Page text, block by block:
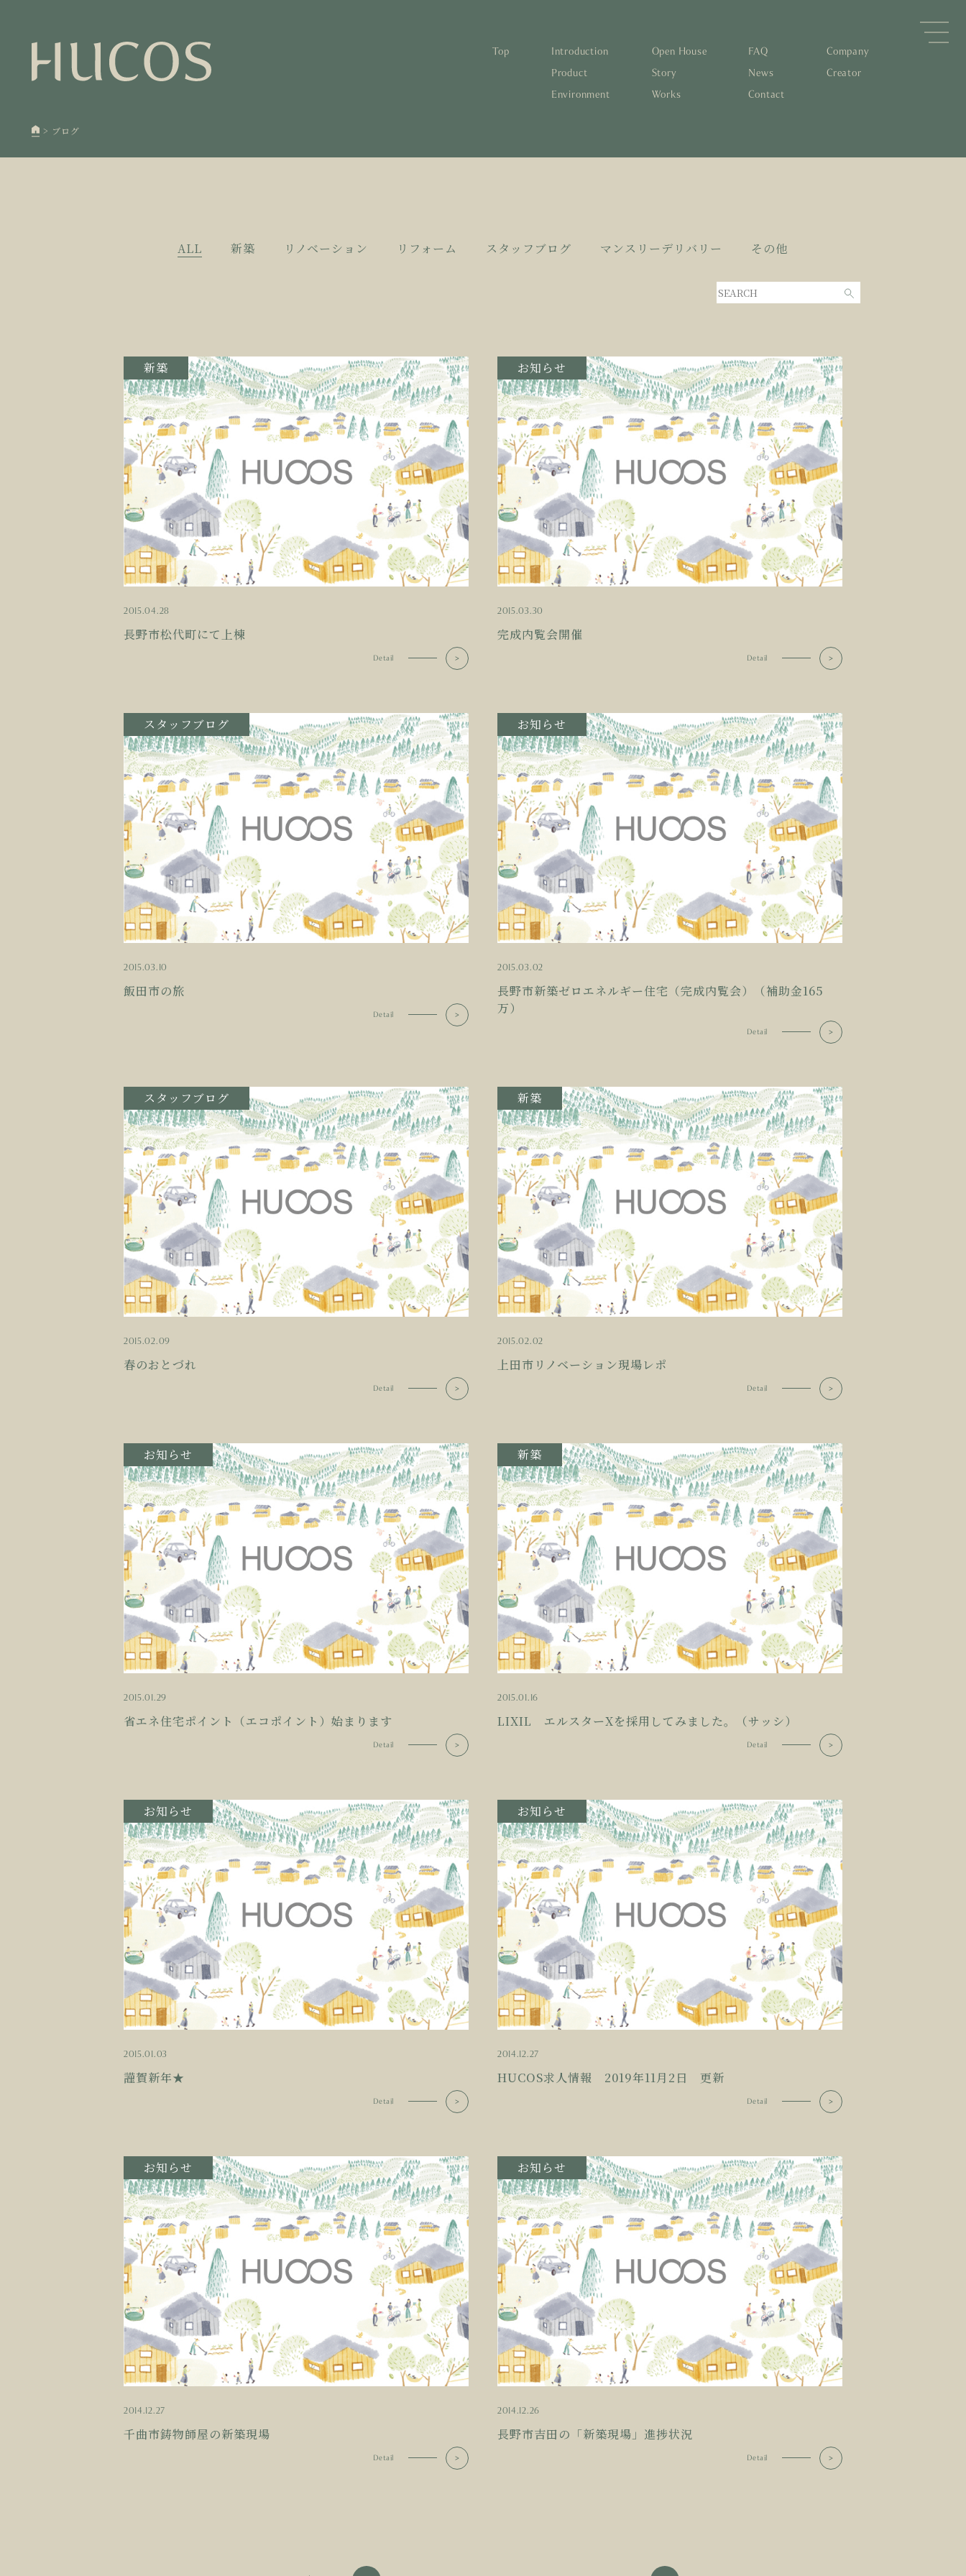
Top Introduction
5 空き家とリノベーション
Product
1 蓄熱するパッシブデザイン
4 家づくりの流れ
Environment
Open House
Story
Works
FAQ
News
Contact
Company
Creator
4 100年後も評価される住宅へ
自然素材の温もりと快適性を実現
4 家づくりの流れ
> ブログ
ALL 新築 リノベーション リフォーム スタッフブログ マンスリーデリバリー その他
新築
2015.04.28
長野市松代町にて上棟
Detail
お知らせ
2015.03.30
完成内覧会開催
Detail
スタッフブログ
2015.03.10
飯田市の旅
Detail
お知らせ
2015.03.02
長野市新築ゼロエネルギー住宅（完成内覧会）（補助金165
万）
Detail
スタッフブログ
2015.02.09
春のおとづれ
Detail
新築
2015.02.02
上田市リノベーション現場レポ
Detail
お知らせ
2015.01.29
省エネ住宅ポイント（エコポイント）始まります
Detail
新築
2015.01.16
LIXIL エルスターXを採用してみました。（サッシ）
Detail
お知らせ
2015.01.03
謹賀新年★
Detail
お知らせ
2014.12.27
HUCOS求人情報 2019年11月2日 更新
Detail
お知らせ
2014.12.27
千曲市鋳物師屋の新築現場
Detail
お知らせ
2014.12.26
長野市吉田の「新築現場」進捗状況
Detail